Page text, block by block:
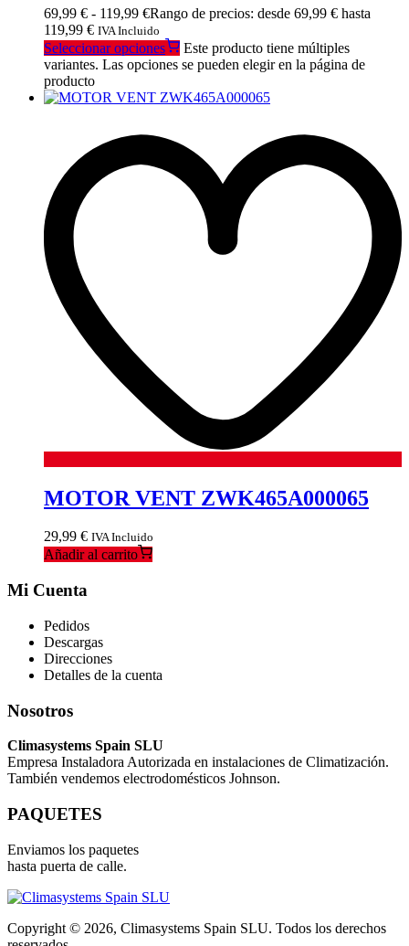
69,99 € - 119,99 €Rango de precios: desde 69,99 € hasta
119,99 € IVA Incluido
Seleccionar opciones
Este producto tiene múltiples
variantes. Las opciones se pueden elegir en la página de
producto
MOTOR VENT ZWK465A000065
29,99 € IVA Incluido
Añadir al carrito
Mi Cuenta
Pedidos
Descargas
Direcciones
Detalles de la cuenta
Nosotros
Climasystems Spain SLU
Empresa Instaladora Autorizada en instalaciones de Climatización.
También vendemos electrodomésticos Johnson.
PAQUETES
Enviamos los paquetes
hasta puerta de calle.
Copyright © 2026, Climasystems Spain SLU. Todos los derechos